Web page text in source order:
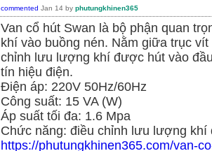
commented Jan 14 by phutungkhinen365
Van cổ hút Swan là bộ phận quan
khí vào buồng nén. Nằm giữa trục
chỉnh lưu lượng khí được hút vào
tín hiệu điện.
Điện áp: 220V 50Hz/60Hz
Công suất: 15 VA (W)
Áp suất tối đa: 1.6 Mpa
Chức năng: điều chỉnh lưu lượng khí
https://phutungkhinen365.com/van-